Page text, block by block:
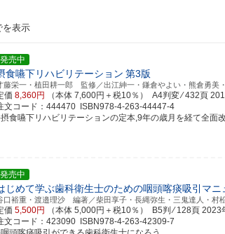
を表示
発売中
食嚥下リハビリテーション 第3版
藤栄一・植田耕一郎 監修／出江紳一・鎌倉やよい・熊倉勇
価 8,360円 （本体 7,600円＋税10％） A4判変 ⁄ 432頁
文コード：444470 ISBN978-4-263-44447-4
食嚥下リハビリテーションの定本,9年の歳月を経て全面
発売中
じめて学ぶ歯科衛生士のための咽頭喀痰吸引マニ
口裕重・渡邉理沙 編著／柴田享子・長縄弥生・三鬼達人・
価 5,500円 （本体 5,000円＋税10％） B5判 ⁄ 128頁 2023
文コード：423090 ISBN978-4-263-42309-7